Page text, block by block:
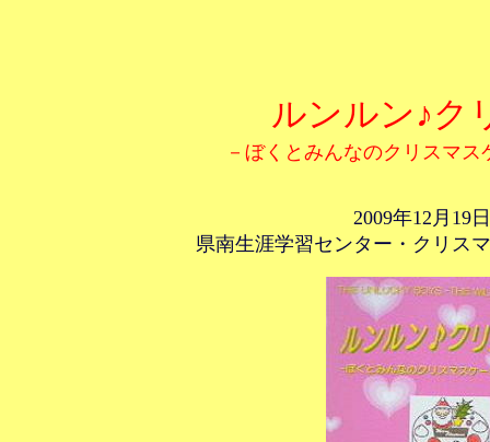
ルンルン♪ク
－ぼくとみんなのクリスマ
2009年12月19
県南生涯学習センター・クリス